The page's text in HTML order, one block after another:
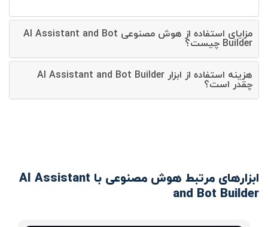
مزایای استفاده از هوش مصنوعی AI Assistant and Bot
Builder چیست؟
هزینه استفاده از ابزار AI Assistant and Bot Builder
چقدر است؟
ابزارهای مرتبط هوش مصنوعی با AI Assistant
and Bot Builder